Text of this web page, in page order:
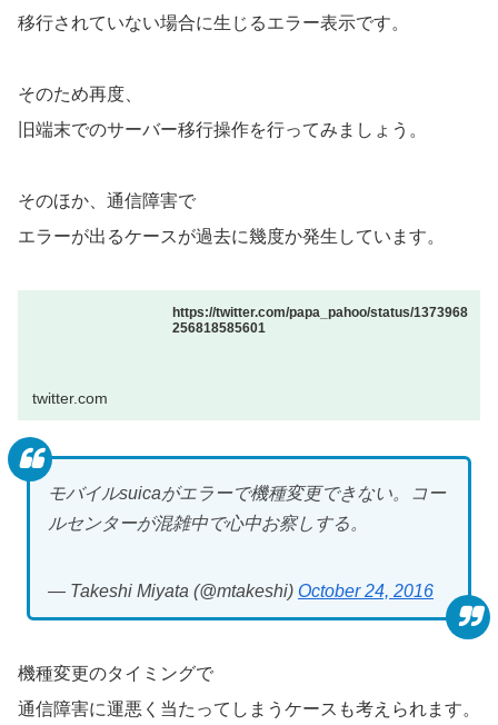
移行されていない場合に生じるエラー表示です。
そのため再度、
旧端末でのサーバー移行操作を行ってみましょう。
そのほか、通信障害で
エラーが出るケースが過去に幾度か発生しています。
https://twitter.com/papa_pahoo/status/1373968
256818585601
twitter.com
モバイルsuicaがエラーで機種変更できない。コー
ルセンターが混雑中で心中お察しする。
— Takeshi Miyata (@mtakeshi) October 24, 2016
機種変更のタイミングで
通信障害に運悪く当たってしまうケースも考えられます。